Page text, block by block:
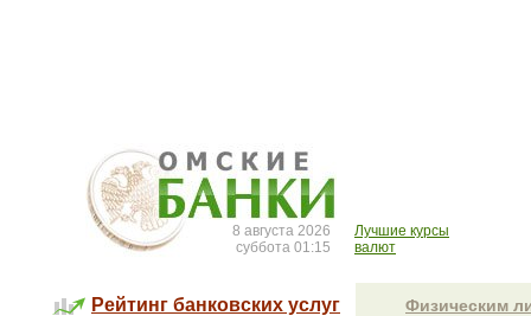
8 августа 2026
суббота 01:15
Лучшие курсы
валют
Рейтинг банковских услуг Физическим